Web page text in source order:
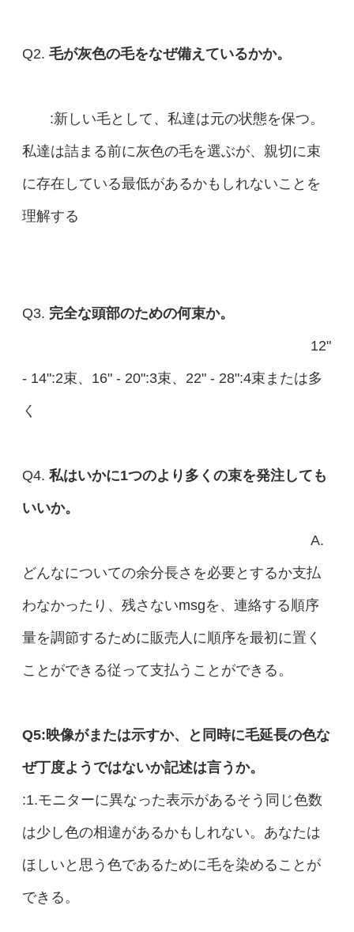
Q2. 毛が灰色の毛をなぜ備えているかか。
:新しい毛として、私達は元の状態を保つ。
私達は詰まる前に灰色の毛を選ぶが、親切に束
に存在している最低があるかもしれないことを
理解する
Q3. 完全な頭部のための何束か。
12"
- 14":2束、16" - 20":3束、22" - 28":4束または多
く
Q4. 私はいかに1つのより多くの束を発注しても
いいか。
A.
どんなについての余分長さを必要とするか支払
わなかったり、残さないmsgを、連絡する順序
量を調節するために販売人に順序を最初に置く
ことができる従って支払うことができる。
Q5:映像がまたは示すか、と同時に毛延長の色な
ぜ丁度ようではないか記述は言うか。
:1.モニターに異なった表示があるそう同じ色数
は少し色の相違があるかもしれない。あなたは
ほしいと思う色であるために毛を染めることが
できる。